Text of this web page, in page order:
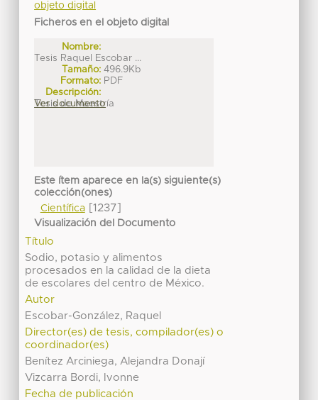
objeto digital
Ficheros en el objeto digital
Nombre:
Tesis Raquel Escobar ...
Tamaño: 496.9Kb
Formato: PDF
Descripción:
Tesis de Maestría
Ver documento
Este ítem aparece en la(s) siguiente(s)
colección(ones)
Científica[1237]
Visualización del Documento
Título
Sodio, potasio y alimentos
procesados en la calidad de la dieta
de escolares del centro de México.
Autor
Escobar-González, Raquel
Director(es) de tesis, compilador(es) o
coordinador(es)
Benítez Arciniega, Alejandra Donají
Vizcarra Bordi, Ivonne
Fecha de publicación